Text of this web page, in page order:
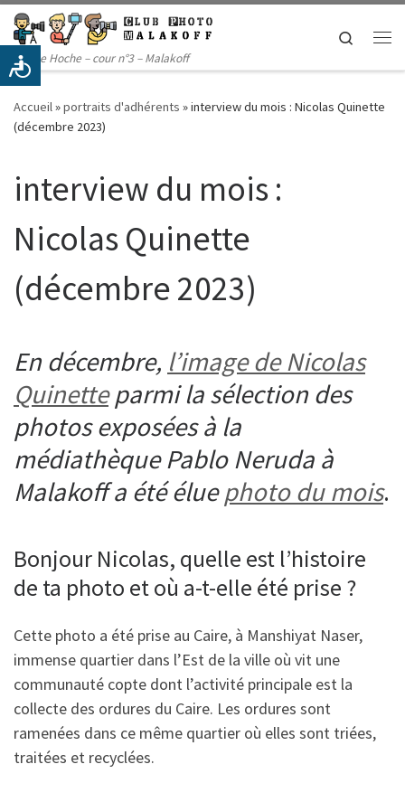
Passer au contenu
14 rue Hoche – cour n°3 – Malakoff
Search
Accueil»portraits d'adhérents »interview du mois : Nicolas Quinette
(décembre 2023)
interview du mois :
Nicolas Quinette
(décembre 2023)
En décembre, l’image de Nicolas
Quinetteparmi la sélection des
photos exposées à la
médiathèque Pablo Neruda à
Malakoff a été éluephoto du mois.
Bonjour Nicolas, quelle est l’histoire
de ta photo et où a-t-elle été prise ?
Cette photo a été prise au Caire, à Manshiyat Naser,
immense quartier dans l’Est de la ville où vit une
communauté copte dont l’activité principale est la
collecte des ordures du Caire. Les ordures sont
ramenées dans ce même quartier où elles sont triées,
traitées et recyclées.